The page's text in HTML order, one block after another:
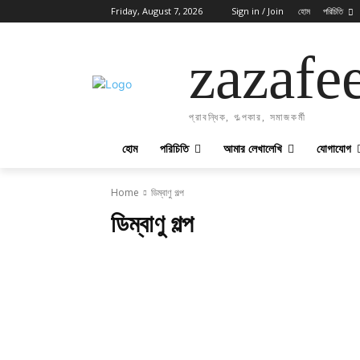
Friday, August 7, 2026 Sign in / Join হোম পরিচিতি
প্রাবন্ধিক, গল্পকার, সমাজকর্মী
হোম পরিচিতি আমার লেখালেখি যোগাযোগ
Home ডিম্বাণু গল্প
ডিম্বাণু গল্প